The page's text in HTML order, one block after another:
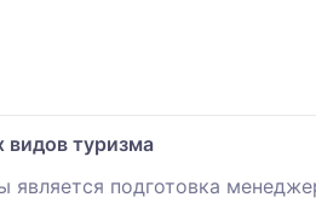
видов туризма
является подготовка